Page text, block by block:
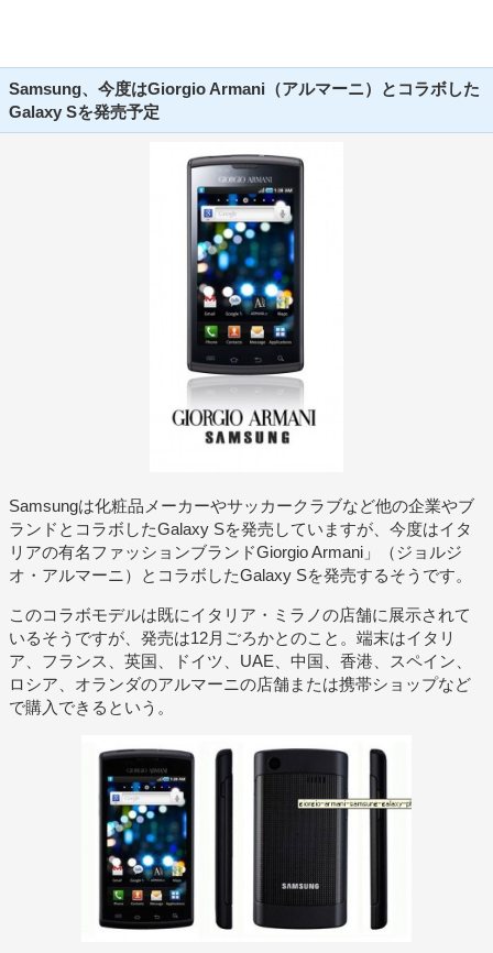
Samsung、今度はGiorgio Armani（アルマーニ）とコラボした
Galaxy Sを発売予定
Samsungは化粧品メーカーやサッカークラブなど他の企業やブ
ランドとコラボしたGalaxy Sを発売していますが、今度はイタ
リアの有名ファッションブランドGiorgio Armani」（ジョルジ
オ・アルマーニ）とコラボしたGalaxy Sを発売するそうです。
このコラボモデルは既にイタリア・ミラノの店舗に展示されて
いるそうですが、発売は12月ごろかとのこと。端末はイタリ
ア、フランス、英国、ドイツ、UAE、中国、香港、スペイン、
ロシア、オランダのアルマーニの店舗または携帯ショップなど
で購入できるという。